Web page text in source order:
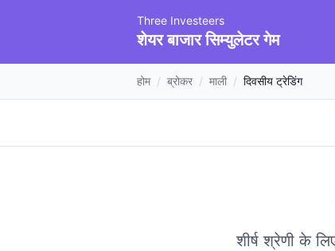
Three Investeers
शेयर बाजार सिम्युलेटर गेम
होम / ब्रोकर / माली / दिवसीय ट्रेडिंग
शीर्ष श्रेणी के